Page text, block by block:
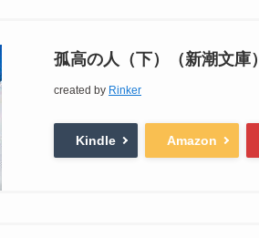
孤高の人（下）（新潮文庫）
created by Rinker
Kindle Amazon